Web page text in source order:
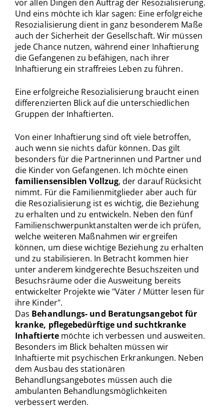
vor allen Dingen den Auftrag der Resozialisierung.
Und eins möchte ich klar sagen: Eine erfolgreiche
Resozialisierung dient in ganz besonderem Maße
auch der Sicherheit der Gesellschaft. Wir müssen
jede Chance nutzen, während einer Inhaftierung
die Gefangenen zu befähigen, nach ihrer
Inhaftierung ein straffreies Leben zu führen.
Eine erfolgreiche Resozialisierung braucht einen
differenzierten Blick auf die unterschiedlichen
Gruppen der Inhaftierten.
Von einer Inhaftierung sind oft viele betroffen,
auch wenn sie nichts dafür können. Das gilt
besonders für die Partnerinnen und Partner und
die Kinder von Gefangenen. Ich möchte einen
familiensensiblen Vollzug, der darauf Rücksicht
nimmt. Für die Familienmitglieder aber auch für
die Resozialisierung ist es wichtig, die Beziehung
zu erhalten und zu entwickeln. Neben den fünf
Familienschwerpunktanstalten werde ich prüfen,
welche weiteren Maßnahmen wir ergreifen
können, um diese wichtige Beziehung zu erhalten
und zu stabilisieren. In Betracht kommen hier
unter anderem kindgerechte Besuchszeiten und
Besuchsräume oder die Ausweitung bereits
entwickelter Projekte wie "Väter / Mütter lesen für
ihre Kinder".
Das Behandlungs- und Beratungsangebot für
kranke, pflegebedürftige und suchtkranke
Inhaftiertemöchte ich verbessen und ausweiten.
Besonders im Blick behalten müssen wir
Inhaftierte mit psychischen Erkrankungen. Neben
dem Ausbau des stationären
Behandlungsangebotes müssen auch die
ambulanten Behandlungsmöglichkeiten
verbessert werden.